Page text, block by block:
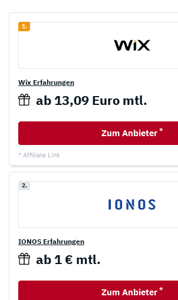
1.
Wix Erfahrungen
ab 13,09 Euro mtl.
Zum Anbieter *
* Affiliate Link
2.
IONOS Erfahrungen
ab 1 € mtl.
Zum Anbieter *